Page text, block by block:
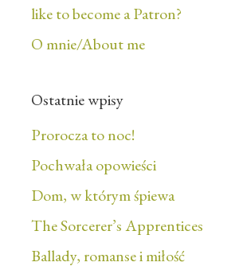
like to become a Patron?
O mnie/About me
Ostatnie wpisy
Prorocza to noc!
Pochwała opowieści
Dom, w którym śpiewa
The Sorcerer’s Apprentices
Ballady, romanse i miłość